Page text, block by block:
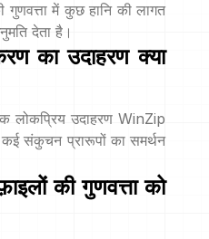
में कुछ हानि की लागत
देता है।
का उदाहरण क्या
उदाहरण WinZip
संकुचन प्रारूपों का समर्थन
की गुणवत्ता को